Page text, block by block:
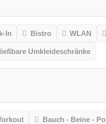
In Bistro WLAN
Umkleideschränke
Bauch - Beine - Po